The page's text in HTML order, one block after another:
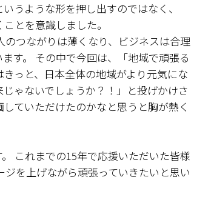
うような形を押し出すのではなく、
とを意識しました。
つながりは薄くなり、ビジネスは合理
す。 その中で今回は、「地域で頑張る
っと、日本全体の地域がより元気にな
ゃないでしょうか？！」と投げかけさ
ていただけたのかなと思うと胸が熱く
これまでの15年で応援いただいた皆様
を上げながら頑張っていきたいと思い